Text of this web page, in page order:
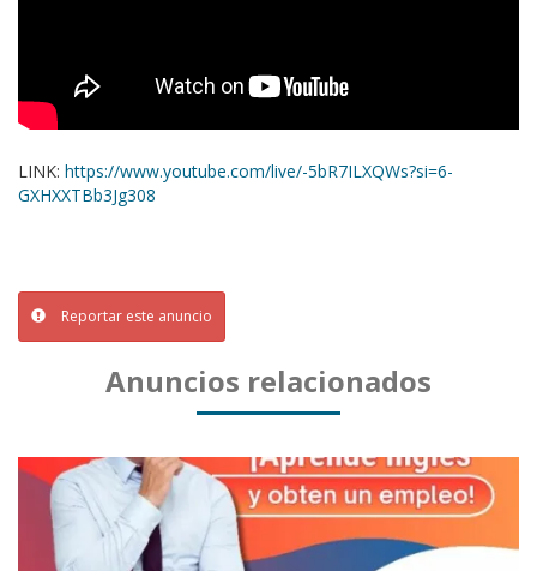
LINK: https://www.youtube.com/live/-5bR7ILXQWs?si=6-
GXHXXTBb3Jg308
Reportar este anuncio
Anuncios relacionados